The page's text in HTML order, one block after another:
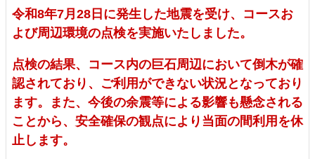
令和8年7月28日に発生した地震を受け、コースお
よび周辺環境の点検を実施いたしました。
点検の結果、コース内の巨石周辺において倒木が確
認されており、ご利用ができない状況となっており
ます。また、今後の余震等による影響も懸念される
ことから、安全確保の観点により当面の間利用を休
止します。